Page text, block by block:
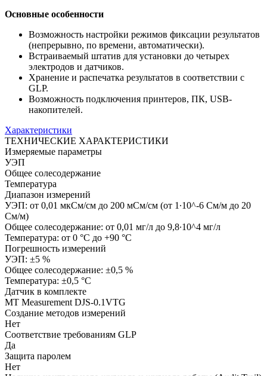
Основные особенности
Возможность настройки режимов фиксации результатов
(непрерывно, по времени, автоматически).
Встраиваемый штатив для установки до четырех
электродов и датчиков.
Хранение и распечатка результатов в соответствии с
GLP.
Возможность подключения принтеров, ПК, USB-
накопителей.
Характеристики
ТЕХНИЧЕСКИЕ ХАРАКТЕРИСТИКИ
Измеряемые параметры
УЭП
Общее солесодержание
Температура
Диапазон измерений
УЭП: от 0,01 мкСм/см до 200 мСм/см (от 1∙10^-6 См/м до 20
См/м)
Общее солесодержание: от 0,01 мг/л до 9,8∙10^4 мг/л
Температура: от 0 °С до +90 °С
Погрешность измерений
УЭП: ±5 %
Общее солесодержание: ±0,5 %
Температура: ±0,5 °С
Датчик в комплекте
MT Measurement DJS-0.1VTG
Создание методов измерений
Нет
Соответствие требованиям GLP
Да
Защита паролем
Нет